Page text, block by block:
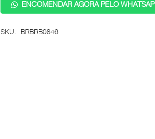
ENCOMENDAR AGORA PELO
SKU: BRBRB0846